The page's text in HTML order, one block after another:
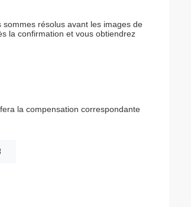
résolus avant les images de
la confirmation et vous obtiendrez
la compensation correspondante